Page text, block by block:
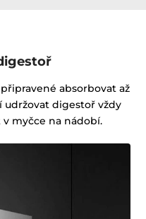
absorbovat až
udržovat digestoř vždy
myčce na nádobí.